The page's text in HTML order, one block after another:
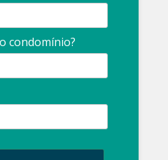
condomínio?